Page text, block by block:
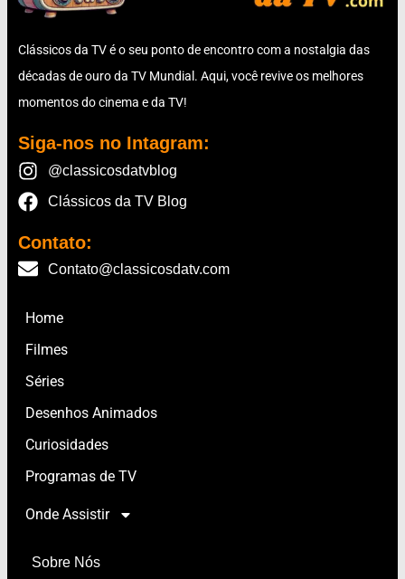
Clássicos da TV é o seu ponto de encontro com a nostalgia das
décadas de ouro da TV Mundial. Aqui, você revive os melhores
momentos do cinema e da TV!
Siga-nos no Intagram:
@classicosdatvblog
Clássicos da TV Blog
Contato:
Contato@classicosdatv.com
Home
Filmes
Séries
Desenhos Animados
Curiosidades
Programas de TV
Onde Assistir
Sobre Nós